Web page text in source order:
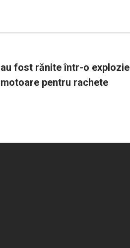
fost rănite într-o explozie
pentru rachete